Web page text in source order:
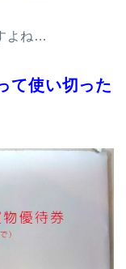
よね…
て使い切った